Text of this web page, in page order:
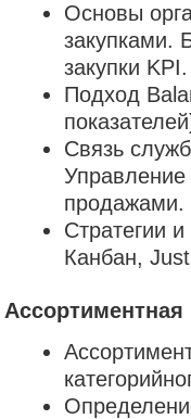
Основы
закупками.
закупки KPI.
Подход
Связь
продажами.
Стратегии
Канбан,